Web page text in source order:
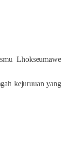
Lhokseumawe
kejuruuan yang